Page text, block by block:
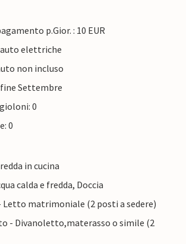
p.Gior. : 10 EUR
elettriche
non incluso
Settembre
0
0
in cucina
calda e fredda, Doccia
matrimoniale (2 posti a sedere)
- Divanoletto,materasso o simile (2